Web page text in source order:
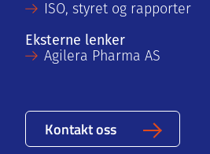
ISO, styret og rapporter
Eksterne lenker
Agilera Pharma AS
Kontakt oss